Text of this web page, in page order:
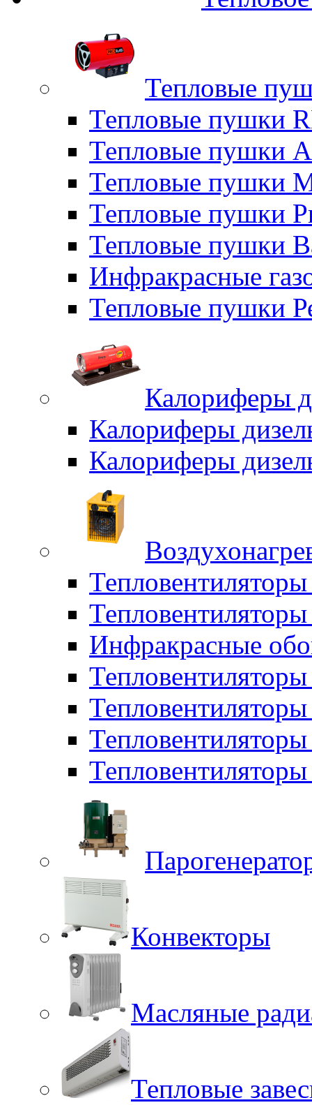
Тепловые
Тепловые пушки
Тепловые пушки
Тепловые пушки
Тепловые пушки
Тепловые пушки
Инфракрасные
Тепловые пушки
Калориферы
Калориферы
Калориферы
Тепловентиляторы
Инфракрасные
Конвекторы
Масляные
Тепловые